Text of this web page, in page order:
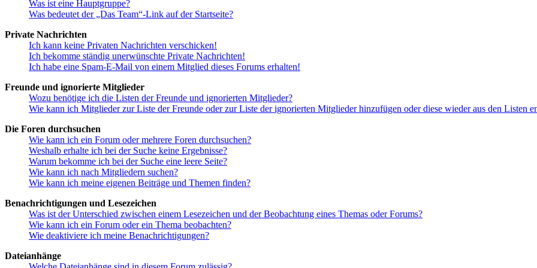
Was ist eine Hauptgruppe?
Was bedeutet der „Das Team“-Link auf der Startseite?
Private Nachrichten
Ich kann keine Privaten Nachrichten verschicken!
Ich bekomme ständig unerwünschte Private Nachrichten!
Ich habe eine Spam-E-Mail von einem Mitglied dieses Forums erhalten!
Freunde und ignorierte Mitglieder
Wozu benötige ich die Listen der Freunde und ignorierten Mitglieder?
Wie kann ich Mitglieder zur Liste der Freunde oder zur Liste der ignorierten Mitglieder hinzufügen oder diese wieder aus den Listen
Die Foren durchsuchen
Wie kann ich ein Forum oder mehrere Foren durchsuchen?
Weshalb erhalte ich bei der Suche keine Ergebnisse?
Warum bekomme ich bei der Suche eine leere Seite?
Wie kann ich nach Mitgliedern suchen?
Wie kann ich meine eigenen Beiträge und Themen finden?
Benachrichtigungen und Lesezeichen
Was ist der Unterschied zwischen einem Lesezeichen und der Beobachtung eines Themas oder Forums?
Wie kann ich ein Forum oder ein Thema beobachten?
Wie deaktiviere ich meine Benachrichtigungen?
Dateianhänge